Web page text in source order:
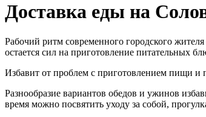
Доставка еды на
Рабочий ритм современного городского
остается сил на приготовление питательных
Избавит от проблем с приготовлением пищи
Разнообразие вариантов обедов и ужинов
время можно посвятить уходу за собой,